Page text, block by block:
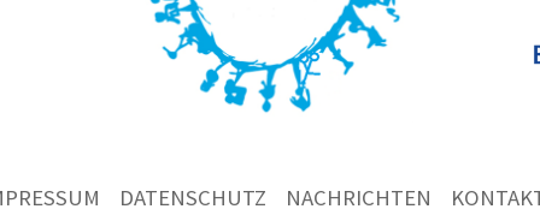
DATENSCHUTZ NACHRICHTEN